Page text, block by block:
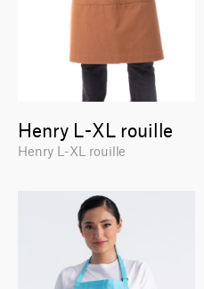
Henry L-XL rouille
Henry L-XL rouille